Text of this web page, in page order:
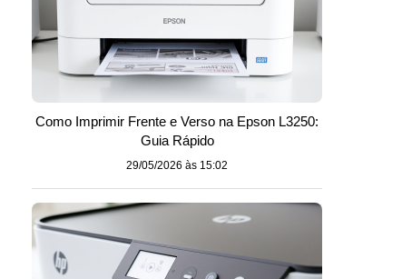
Como Imprimir Frente e Verso na Epson L3250:
Guia Rápido
29/05/2026 às 15:02